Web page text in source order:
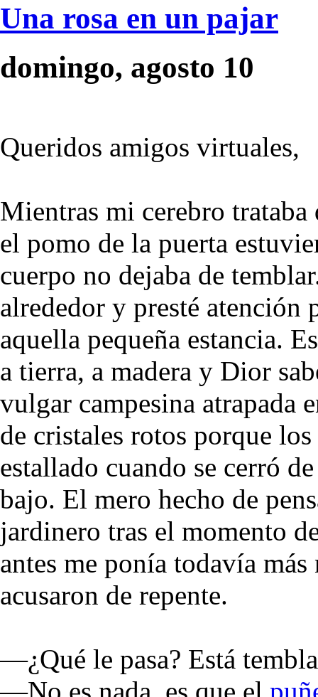
Una rosa en un pajar
domingo, agosto 10
Queridos amigos virtuales,
Mientras mi cerebro
el pomo de la puerta
cuerpo no dejaba de
alrededor y presté
aquella pequeña estancia.
a tierra, a madera y Dior
vulgar campesina atrapada
de cristales rotos porque
estallado cuando se cerró
bajo. El mero hecho de
jardinero tras el momento
antes me ponía todavía
acusaron de repente.
—¿Qué le pasa? Está
—No es nada, es que el